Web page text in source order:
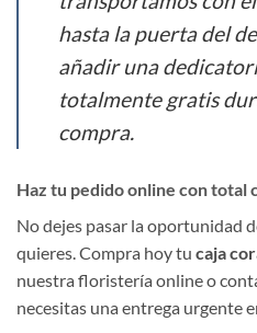
hasta la puerta del
añadir una
totalmente gratis
compra.
Haz tu pedido online con total
No dejes pasar la oportunidad
quieres. Compra hoy tu caja
nuestra floristería online o
necesitas una entrega urgente